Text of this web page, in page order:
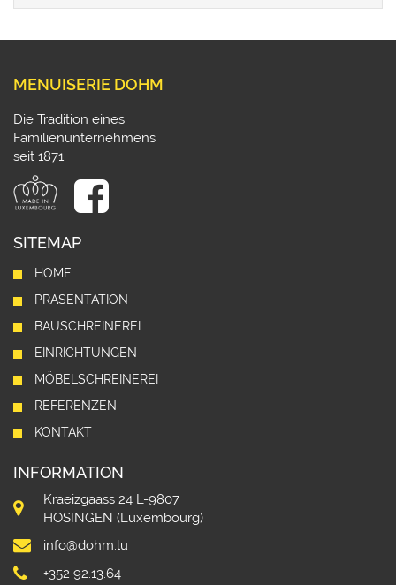
MENUISERIE DOHM
Die Tradition eines
Familienunternehmens
seit 1871
SITEMAP
HOME
PRÄSENTATION
BAUSCHREINEREI
EINRICHTUNGEN
MÖBELSCHREINEREI
REFERENZEN
KONTAKT
INFORMATION
Kraeizgaass 24 L-9807
HOSINGEN (Luxembourg)
info@dohm.lu
+352 92.13.64